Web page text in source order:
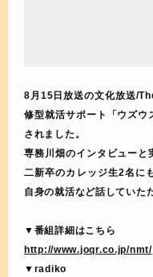
8月15日放送の文化放送/
修型就活サポート「ウズウ
されました。
専務川畑のインタビューと
二新卒のカレッジ生2名に
自身の就活など話していた
▼番組詳細はこちら
http://www.joqr.co.jp/nmt/
▼radiko